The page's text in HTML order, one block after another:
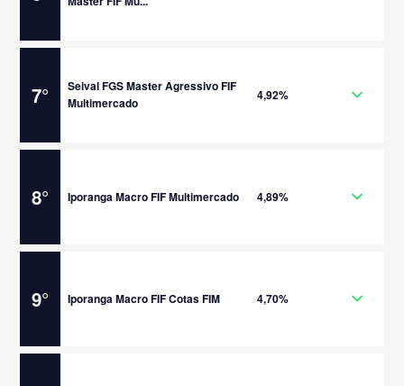
7°
Seival FGS Master Agressivo FIF
Multimercado
4,92%
8° Iporanga Macro FIF Multimercado 4,89%
9° Iporanga Macro FIF Cotas FIM 4,70%